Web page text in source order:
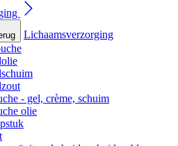
Lichaamsverzorging
- gel, crème, schuim
olie